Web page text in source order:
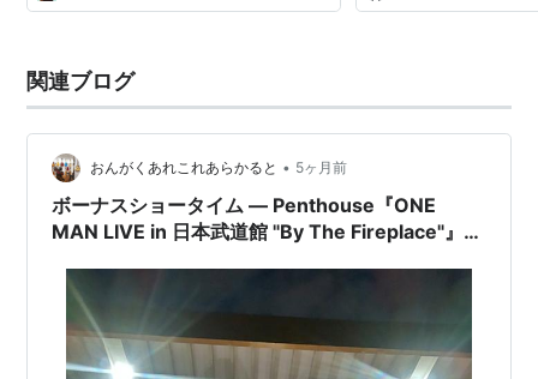
関連ブログ
おんがくあれこれあらかると • 5ヶ月前
ボーナスショータイム ― Penthouse『ONE
MAN LIVE in 日本武道館 "By The Fireplace"』ラ